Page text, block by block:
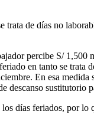
de días no
percibe S/ 1,500
en tanto se trata
En esa medida
descanso sustitutorio
días feriados, por lo